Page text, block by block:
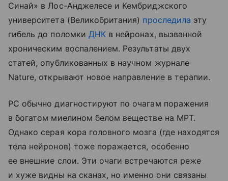
Синай» в Лос-Анджелесе и Кембриджского
университета (Великобритания) проследила эту
гибель до поломки ДНК в нейронах, вызванной
хроническим воспалением. Результаты двух
статей, опубликованных в научном журнале
Nature, открывают новое направление в терапии.
РС обычно диагностируют по очагам поражения
в богатом миелином белом веществе на МРТ.
Однако серая кора головного мозга (где находятся
тела нейронов) тоже поражается, особенно
ее внешние слои. Эти очаги встречаются реже
и хуже видны на сканах, но именно они связаны